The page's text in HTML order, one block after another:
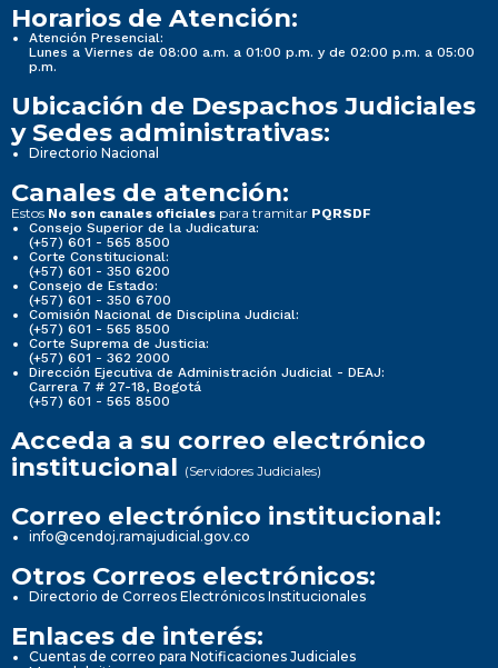
Horarios de Atención:
Atención Presencial:
Lunes a Viernes de 08:00 a.m. a 01:00 p.m. y de 02:00 p.m. a 05:00
p.m.
Ubicación de Despachos Judiciales
y Sedes administrativas:
Directorio Nacional
Canales de atención:
Estos No son canales oficiales para tramitar PQRSDF
Consejo Superior de la Judicatura:
(+57) 601 - 565 8500
Corte Constitucional:
(+57) 601 - 350 6200
Consejo de Estado:
(+57) 601 - 350 6700
Comisión Nacional de Disciplina Judicial:
(+57) 601 - 565 8500
Corte Suprema de Justicia:
(+57) 601 - 362 2000
Dirección Ejecutiva de Administración Judicial - DEAJ:
Carrera 7 # 27-18, Bogotá
(+57) 601 - 565 8500
Acceda a su correo electrónico
institucional (Servidores Judiciales)
Correo electrónico institucional:
info@cendoj.ramajudicial.gov.co
Otros Correos electrónicos:
Directorio de Correos Electrónicos Institucionales
Enlaces de interés:
Cuentas de correo para Notificaciones Judiciales